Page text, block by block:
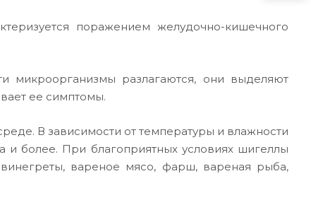
поражением желудочно-кишечного
микроорганизмы разлагаются, они выделяют
ее симптомы.
В зависимости от температуры и влажности
и более. При благоприятных условиях шигеллы
вареное мясо, фарш, вареная рыба,